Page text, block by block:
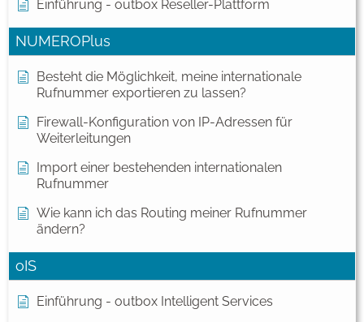
Einführung - outbox Reseller-Plattform
NUMEROPlus
Besteht die Möglichkeit, meine internationale
Rufnummer exportieren zu lassen?
Firewall-Konfiguration von IP-Adressen für
Weiterleitungen
Import einer bestehenden internationalen
Rufnummer
Wie kann ich das Routing meiner Rufnummer
ändern?
oIS
Einführung - outbox Intelligent Services